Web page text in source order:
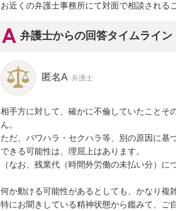
お近くの弁護士事務所にて対面で相談される
弁護士からの回答タイムライン
匿名A 弁護士
相手方に対して、確かに不倫していたことそ
ん。
ただ、パワハラ・セクハラ等、別の原因に基
できる可能性は、理屈上はあります。
（なお、残業代（時間外労働の未払い分）に
何か動ける可能性があるとしても、かなり複
特にお聞きしている精神状態から鑑みて、ご